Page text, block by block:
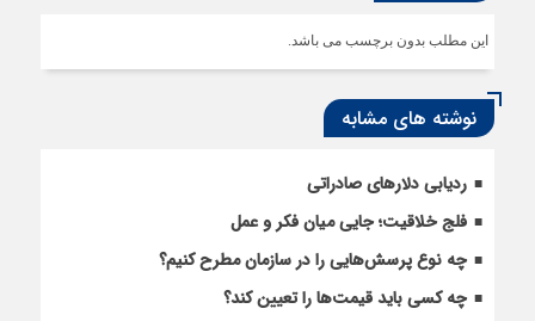
این مطلب بدون برچسب می باشد.
نوشته های مشابه
ردیابی دلارهای صادراتی
فلج خلاقیت؛ جایی میان فکر و عمل
چه نوع پرسش‌هایی را در سازمان مطرح کنیم؟
چه کسی باید قیمت‌ها را تعیین کند؟